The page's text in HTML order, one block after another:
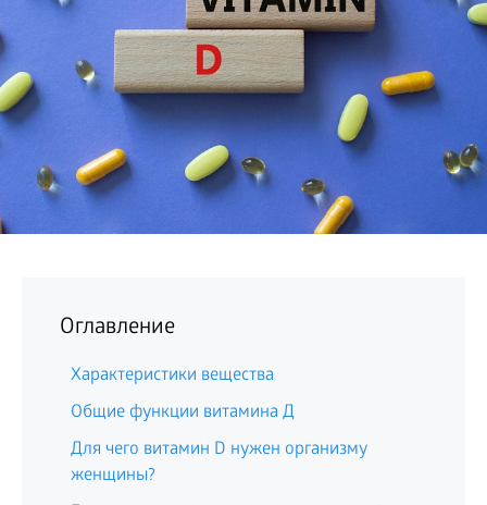
Оглавление
Характеристики вещества
Общие функции витамина Д
Для чего витамин D нужен организму
женщины?